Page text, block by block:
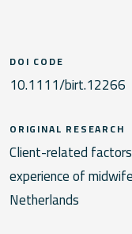
DOI CODE
10.1111/birt.12266
ORIGINAL RESEARCH
Client-related
experience of
Netherlands